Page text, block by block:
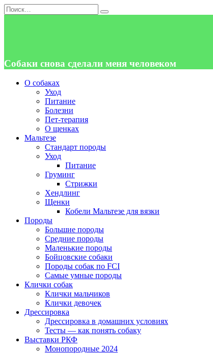
Перейти
к
Search
for:
Собаки снова сделали меня человеком
О собаках
Уход
Питание
Болезни
Пет-терапия
О щенках
Мальтезе
Стандарт породы
Уход
Питание
Груминг
Стрижки
Хендлинг
Щенки
Кобели Мальтезе для вязки
Породы
Большие породы
Средние породы
Маленькие породы
Бойцовские собаки
Породы собак по FCI
Самые умные породы
Клички собак
Клички мальчиков
Клички девочек
Дрессировка
Дрессировка в домашних условиях
Тесты — как понять собаку
Выставки РКФ
Монопородные 2024